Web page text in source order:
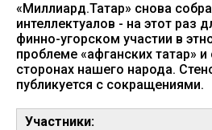
«Миллиард.Татар» снова
интеллектуалов - на этот раз
финно-угорском участии в
проблеме «афганских татар»
сторонах нашего народа.
публикуется с сокращениями.
Участники: